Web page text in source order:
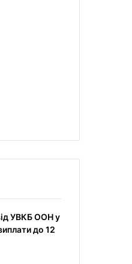
УВКБ ООН у
до 12